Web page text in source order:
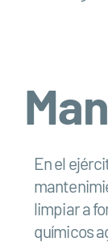
En el
limpiar a
químicos